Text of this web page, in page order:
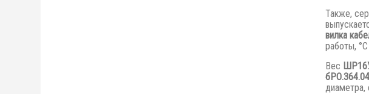
Также,
вилка
работы,
Вес
диаметра,